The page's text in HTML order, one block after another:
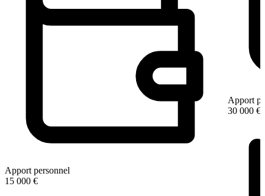
Apport personnel
15 000 €
Apport
30 000 €